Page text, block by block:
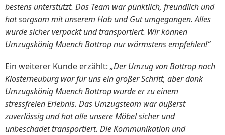
bestens unterstützt. Das Team war pünktlich, freundlich und
hat sorgsam mit unserem Hab und Gut umgegangen. Alles
wurde sicher verpackt und transportiert. Wir können
Umzugskönig Muench Bottrop nur wärmstens empfehlen!“
Ein weiterer Kunde erzählt: „Der Umzug von Bottrop nach
Klosterneuburg war für uns ein großer Schritt, aber dank
Umzugskönig Muench Bottrop wurde er zu einem
stressfreien Erlebnis. Das Umzugsteam war äußerst
zuverlässig und hat alle unsere Möbel sicher und
unbeschadet transportiert. Die Kommunikation und